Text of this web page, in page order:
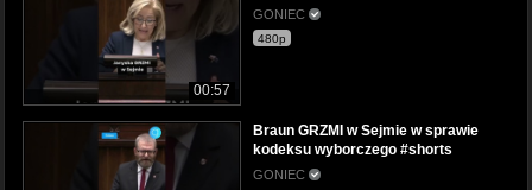
00:57
GONIEC
480p
Braun GRZMI w Sejmie w sprawie
kodeksu wyborczego #shorts
GONIEC